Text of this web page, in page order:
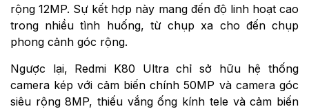
rộng 12MP. Sự kết hợp này mang đến độ linh hoạt cao
trong nhiều tình huống, từ chụp xa cho đến chụp
phong cảnh góc rộng.
Ngược lại, Redmi K80 Ultra chỉ sở hữu hệ thống
camera kép với cảm biến chính 50MP và camera góc
siêu rộng 8MP, thiếu vắng ống kính tele và cảm biến